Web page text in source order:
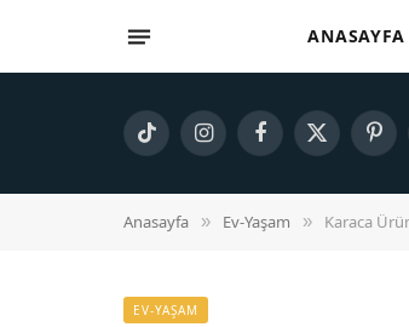
ANASAYFA
TikTok InstagramFacebook
X
Anasayfa » Ev-Yaşam » Karaca
EV-YAŞAM